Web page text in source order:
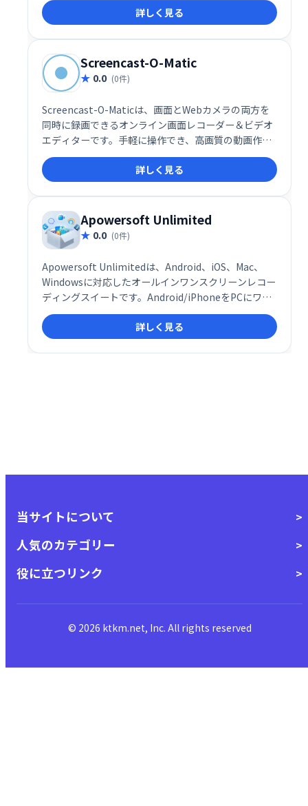
詳しく見る
Screencast-O-Matic
0.0 (0件)
Screencast-O-Maticは、画面とWebカメラの両方を
同時に録画できるオンライン画面レコーダー＆ビデオ
エディターです。手軽に操作でき、高画質の動画作成
をサポート。オンライン学習、プレゼンテーション、
チュートリアル動画制作などに最適です。
詳しく見る
Apowersoft Unlimited
0.0 (0件)
Apowersoft Unlimitedは、Android、iOS、Mac、
Windowsに対応したオールインワンスクリーンレコー
ディングスイートです。Android/iPhoneをPCにワイ
ヤレスミラーリングし、PC画面、音声（PCオーディ
オ、モバイル、マイク）、Webカメラを同時録画でき
ます。様々なデバイスに対応し、高機能ながらスムー
ズな操作性を実現。動画制作やプレゼンテーション、
詳しく見る
当サイトについて
人気のカテゴリー
役に立つリンク
© 2026 ktkm.net, Inc. All rights reserved